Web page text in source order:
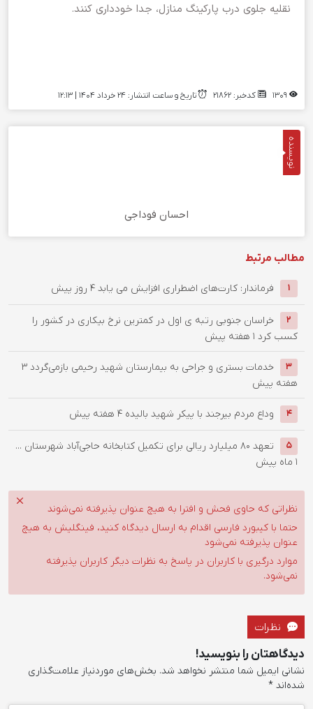
نقلیه جلوی درب پارکینگ منازل، جدا خودداری کنند.
کدخبر: 21862 تاریخ و ساعت انتشار: ۲۴ خرداد ۱۴۰۴ | 12:13
نویسنده
احسان فوداجی
مطالب مرتبط
1 فرماندار: کارت‌های اضطراری افزایش می یابد 4 روز پیش
2
خراسان جنوبی رتبه ی اول در کمترین نرخ بیکاری در کشور را
کسب کرد 1 هفته پیش
3 خدمات بستری و جراحی به بیمارستان شهید رحیمی بازمی‌گردد 3
هفته پیش
4 وداع مردم بیرجند با پیکر شهید بالیده 4 هفته پیش
5
تعهد ۸۰ میلیارد ریالی برای تکمیل کتابخانه حاجی‌آباد شهرستان ...
1 ماه پیش
نظراتی که حاوی فحش و افترا به هیچ عنوان پذیرفته نمی‌شوند
حتما با کیبورد فارسی اقدام به ارسال دیدگاه کنید، فینگلیش به هیچ
عنوان پذیرفته نمی‌شود
موارد درگیری با کاربران در پاسخ به نظرات دیگر کاربران پذیرفته
نمی‌شود.
نظرات
دیدگاهتان را بنویسید!
نشانی ایمیل شما منتشر نخواهد شد. بخش‌های موردنیاز علامت‌گذاری
شده‌اند *